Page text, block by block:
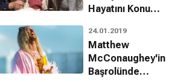
Hayatını Konu
Wicked,
Shockingly Evil
and Vile’ın
Fragmanı Çıktı
24.01.2019
Matthew
McConaughey'in
Başrolünde